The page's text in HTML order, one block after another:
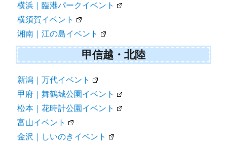
横浜｜臨港パークイベント
横須賀イベント
湘南｜江の島イベント
甲信越・北陸
新潟｜万代イベント
甲府｜舞鶴城公園イベント
松本｜花時計公園イベント
富山イベント
金沢｜しいのきイベント